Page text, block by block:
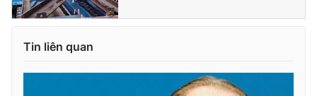
Tin liên quan